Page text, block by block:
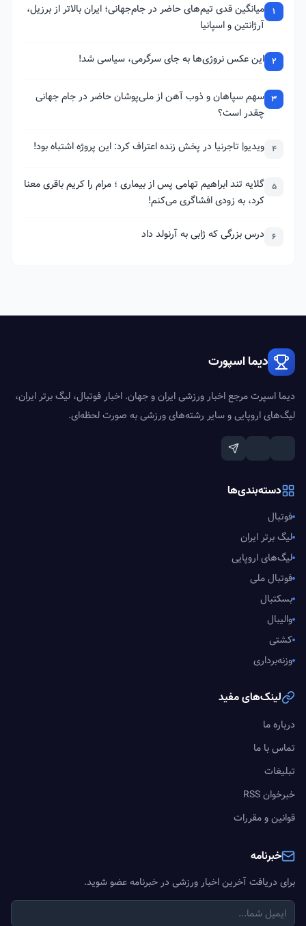
1
میانگین قدی تیم‌های حاضر در جام‌جهانی؛ ایران بالاتر از برزیل،
آرژانتین و اسپانیا
2 این عکس نروژی‌ها به جای سرگرمی، سیاسی شد!
3 سهم سپاهان و ذوب آهن از ملی‌پوشان حاضر در جام جهانی
چقدر است؟
4 ویدیو| تاجرنیا در پخش زنده اعتراف کرد: این پروژه اشتباه بود!
5 گلایه تند ابراهیم تهامی پس از بیماری ؛ مرام را کریم باقری معنا
کرد، به زودی افشاگری می‌کنم!
6 درس بزرگی که ژابی به آرنولد داد
دیما اسپورت
دیما اسپرت مرجع اخبار ورزشی ایران و جهان. اخبار فوتبال، لیگ برتر ایران،
لیگ‌های اروپایی و سایر رشته‌های ورزشی به صورت لحظه‌ای.
دسته‌بندی‌ها
فوتبال
لیگ برتر ایران
لیگ‌های اروپایی
فوتبال ملی
بسکتبال
والیبال
کشتی
وزنه‌برداری
لینک‌های مفید
درباره ما
تماس با ما
تبلیغات
خبرخوان RSS
قوانین و مقررات
خبرنامه
برای دریافت آخرین اخبار ورزشی در خبرنامه عضو شوید.